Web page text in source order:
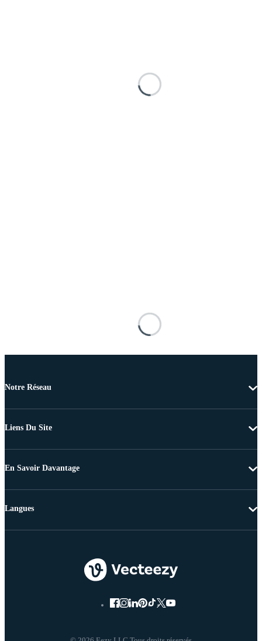
Notre Réseau
Liens Du Site
En Savoir Davantage
Langues